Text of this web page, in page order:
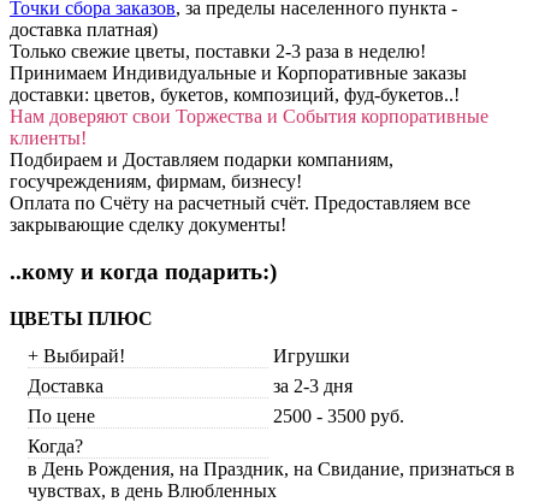
Точки сбора заказов, за пределы населенного пункта -
доставка платная)
Только свежие цветы, поставки 2-3 раза в неделю!
Принимаем Индивидуальные и Корпоративные заказы
доставки: цветов, букетов, композиций, фуд-букетов..!
Нам доверяют свои Торжества и События корпоративные
клиенты!
Подбираем и Доставляем подарки компаниям,
госучреждениям, фирмам, бизнесу!
Оплата по Счёту на расчетный счёт. Предоставляем все
закрывающие сделку документы!
..кому и когда подарить:)
ЦВЕТЫ ПЛЮС
+ Выбирай!
Игрушки
Доставка
за 2-3 дня
По цене
2500 - 3500 руб.
Когда?
в День Рождения, на Праздник, на Свидание, признаться в
чувствах, в день Влюбленных